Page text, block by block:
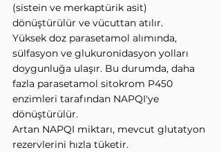
(sistein ve merkaptürik asit)
dönüştürülür ve vücuttan atılır.
Yüksek doz parasetamol alımında,
sülfasyon ve glukuronidasyon yolları
doygunluğa ulaşır. Bu durumda, daha
fazla parasetamol sitokrom P450
enzimleri tarafından NAPQI'ye
dönüştürülür.
Artan NAPQI miktarı, mevcut glutatyon
rezervlerini hızla tüketir.